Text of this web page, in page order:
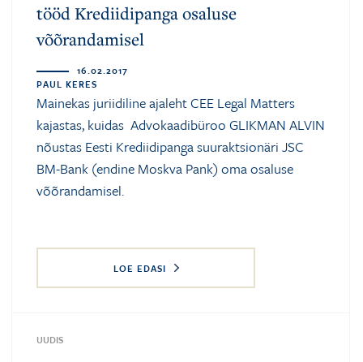
tööd Krediidipanga osaluse
võõrandamisel
16.02.2017
PAUL KERES
Mainekas juriidiline ajaleht CEE Legal Matters
kajastas, kuidas Advokaadibüroo GLIKMAN ALVIN
nõustas Eesti Krediidipanga suuraktsionäri JSC
BM-Bank (endine Moskva Pank) oma osaluse
võõrandamisel.
LOE EDASI
UUDIS